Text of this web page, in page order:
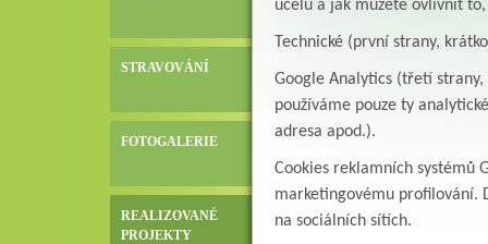
STRAVOVÁNÍ
FOTOGALERIE
REALIZOVANÉ
PROJEKTY
Zpráva z
aktivně
ftizeologickou
specialistů v
témata dalšího
léčebného
na podporu
účelu a jak můžete ovlivnit
Technické (první strany,
Google Analytics (třetí
používáme pouze ty
adresa apod.).
Cookies reklamních systémů
marketingovému profilování.
na sociálních sítích.